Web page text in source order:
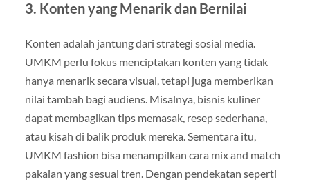
3. Konten yang Menarik dan Bernilai
Konten adalah jantung dari strategi sosial media.
UMKM perlu fokus menciptakan konten yang tidak
hanya menarik secara visual, tetapi juga memberikan
nilai tambah bagi audiens. Misalnya, bisnis kuliner
dapat membagikan tips memasak, resep sederhana,
atau kisah di balik produk mereka. Sementara itu,
UMKM fashion bisa menampilkan cara mix and match
pakaian yang sesuai tren. Dengan pendekatan seperti